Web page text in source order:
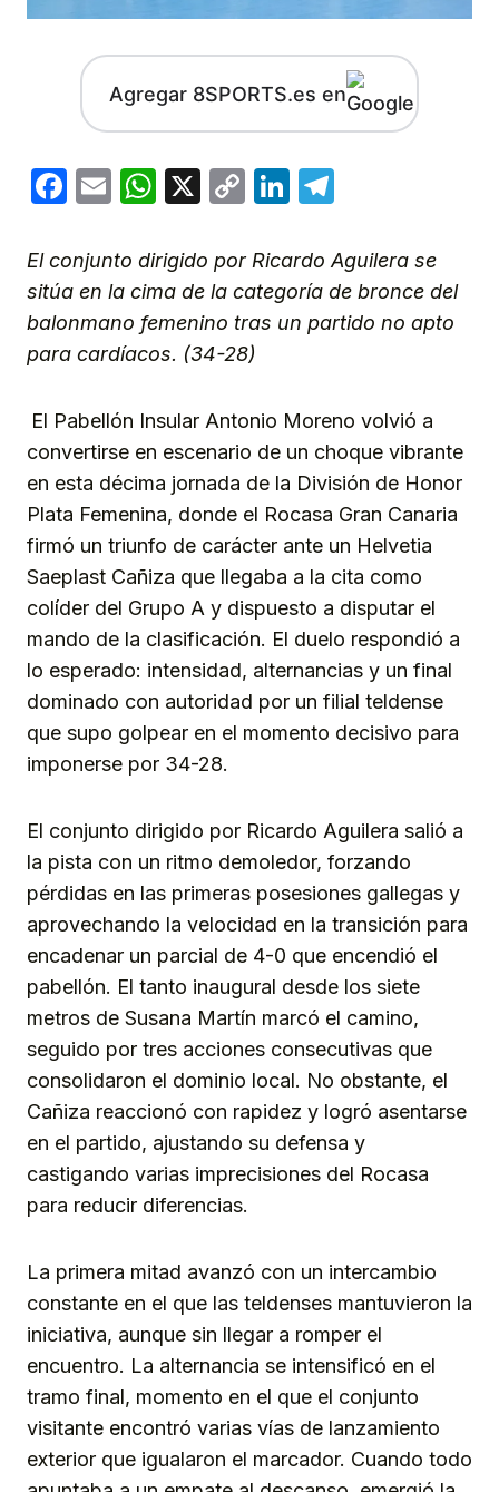
Agregar 8SPORTS.es en
Facebook
EmailWhatsApp
X
CopyLinkedIn
El conjunto dirigido por Ricardo Aguilera se
sitúa en la cima de la categoría de bronce del
balonmano femenino tras un partido no apto
para cardíacos. (34-28)
El Pabellón Insular Antonio Moreno volvió a
convertirse en escenario de un choque vibrante
en esta décima jornada de la División de Honor
Plata Femenina, donde el Rocasa Gran Canaria
firmó un triunfo de carácter ante un Helvetia
Saeplast Cañiza que llegaba a la cita como
colíder del Grupo A y dispuesto a disputar el
mando de la clasificación. El duelo respondió a
lo esperado: intensidad, alternancias y un final
dominado con autoridad por un filial teldense
que supo golpear en el momento decisivo para
imponerse por 34-28.
El conjunto dirigido por Ricardo Aguilera salió a
la pista con un ritmo demoledor, forzando
pérdidas en las primeras posesiones gallegas y
aprovechando la velocidad en la transición para
encadenar un parcial de 4-0 que encendió el
pabellón. El tanto inaugural desde los siete
metros de Susana Martín marcó el camino,
seguido por tres acciones consecutivas que
consolidaron el dominio local. No obstante, el
Cañiza reaccionó con rapidez y logró asentarse
en el partido, ajustando su defensa y
castigando varias imprecisiones del Rocasa
para reducir diferencias.
La primera mitad avanzó con un intercambio
constante en el que las teldenses mantuvieron la
iniciativa, aunque sin llegar a romper el
encuentro. La alternancia se intensificó en el
tramo final, momento en el que el conjunto
visitante encontró varias vías de lanzamiento
exterior que igualaron el marcador. Cuando todo